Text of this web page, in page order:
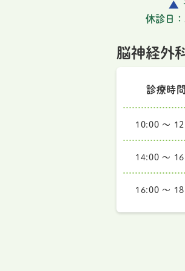
休診日
脳神経外
診療時間
10:00 ～
14:00 ～
16:00 ～